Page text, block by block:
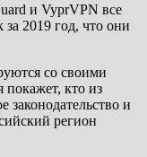
и VyprVPN все
за 2019 год, что они
со своими
кто из
законодательство и
регион